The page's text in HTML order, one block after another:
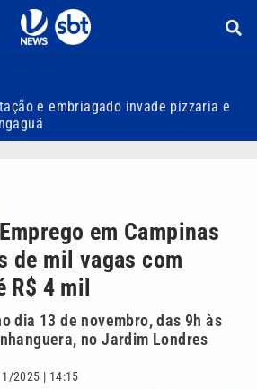
e embriagado invade pizzaria e
em Campinas
de mil vagas com
R$ 4 mil
dia 13 de novembro, das 9h às
no Jardim Londres
2025 | 14:15